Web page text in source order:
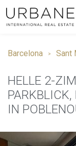
Barcelona Sant
HELLE 2-
IN